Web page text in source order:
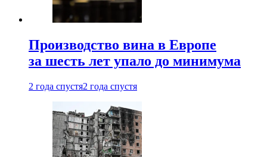
Производство вина в Европе
за шесть лет упало до минимума
2 года спустя2 года спустя